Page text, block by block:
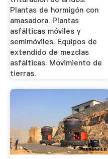
Plantas de hormigón con
amasadora. Plantas
asfálticas móviles y
semimóviles. Equipos de
extendido de mezclas
asfálticas. Movimiento de
tierras.